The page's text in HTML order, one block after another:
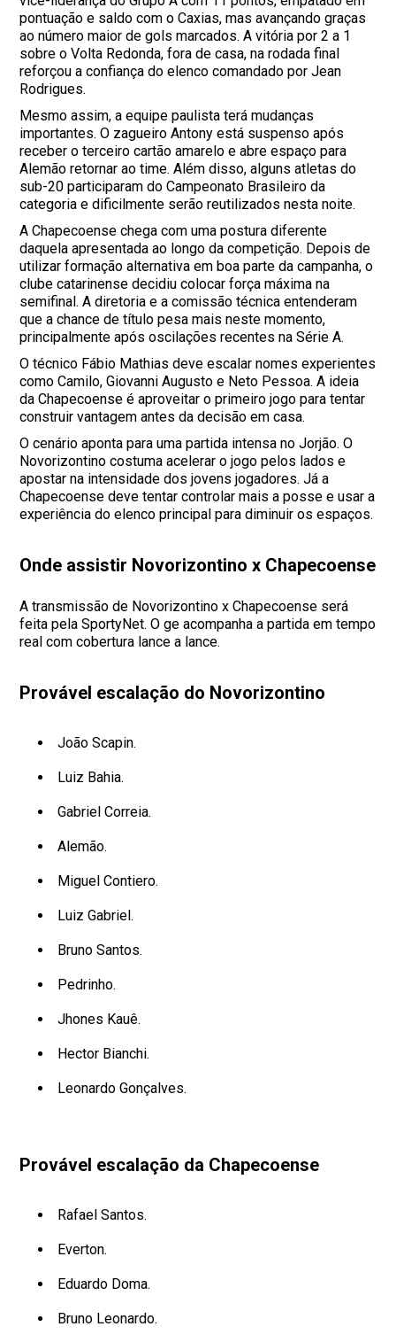
pontuação e saldo com o Caxias, mas avançando graças
ao número maior de gols marcados. A vitória por 2 a 1
sobre o Volta Redonda, fora de casa, na rodada final
reforçou a confiança do elenco comandado por Jean
Rodrigues.
Mesmo assim, a equipe paulista terá mudanças
importantes. O zagueiro Antony está suspenso após
receber o terceiro cartão amarelo e abre espaço para
Alemão retornar ao time. Além disso, alguns atletas do
sub-20 participaram do Campeonato Brasileiro da
categoria e dificilmente serão reutilizados nesta noite.
A Chapecoense chega com uma postura diferente
daquela apresentada ao longo da competição. Depois de
utilizar formação alternativa em boa parte da campanha, o
clube catarinense decidiu colocar força máxima na
semifinal. A diretoria e a comissão técnica entenderam
que a chance de título pesa mais neste momento,
principalmente após oscilações recentes na Série A.
O técnico Fábio Mathias deve escalar nomes experientes
como Camilo, Giovanni Augusto e Neto Pessoa. A ideia
da Chapecoense é aproveitar o primeiro jogo para tentar
construir vantagem antes da decisão em casa.
O cenário aponta para uma partida intensa no Jorjão. O
Novorizontino costuma acelerar o jogo pelos lados e
apostar na intensidade dos jovens jogadores. Já a
Chapecoense deve tentar controlar mais a posse e usar a
experiência do elenco principal para diminuir os espaços.
Onde assistir Novorizontino x Chapecoense
A transmissão de Novorizontino x Chapecoense será
feita pela SportyNet. O ge acompanha a partida em tempo
real com cobertura lance a lance.
Provável escalação do Novorizontino
João Scapin.
Luiz Bahia.
Gabriel Correia.
Alemão.
Miguel Contiero.
Luiz Gabriel.
Bruno Santos.
Pedrinho.
Jhones Kauê.
Hector Bianchi.
Leonardo Gonçalves.
Provável escalação da Chapecoense
Rafael Santos.
Everton.
Eduardo Doma.
Bruno Leonardo.